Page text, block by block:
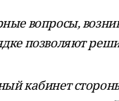
вопросы,
позволяют
кабинет